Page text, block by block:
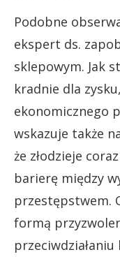
Podobne
ekspert ds.
sklepowym. Jak
kradnie dla
ekonomicznego
wskazuje także
że złodzieje
barierę między
przestępstwem.
formą